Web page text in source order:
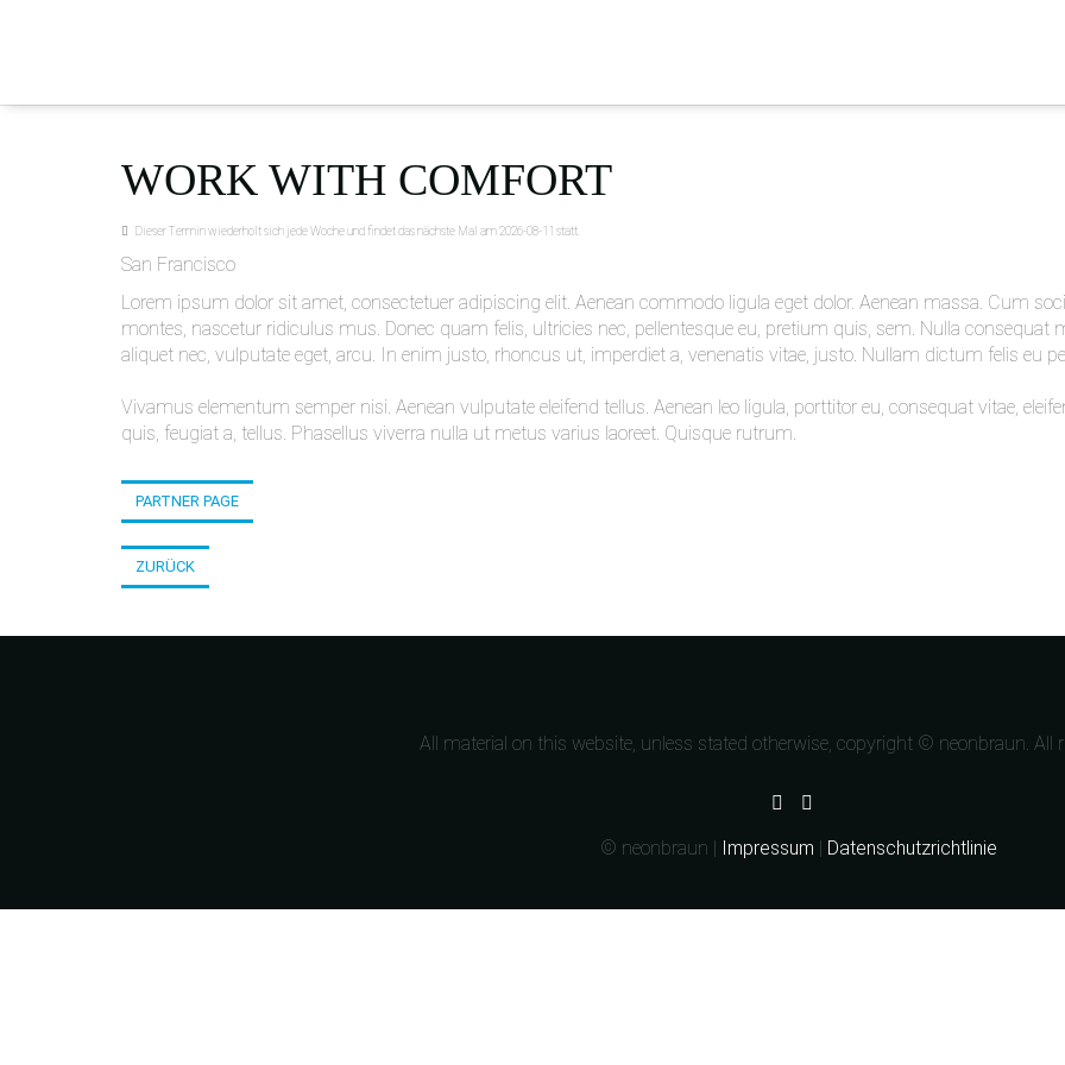
WORK WITH COMFORT
Dieser Termin wiederholt sich jede Woche und findet das nächste Mal am2026-08-11 statt.
San Francisco
Lorem ipsum dolor sit amet, consectetuer adipiscing elit. Aenean commodo ligula eget dolor. Aenean massa. Cum
montes, nascetur ridiculus mus. Donec quam felis, ultricies nec, pellentesque eu, pretium quis, sem. Nulla consequat
aliquet nec, vulputate eget, arcu. In enim justo, rhoncus ut, imperdiet a, venenatis vitae, justo. Nullam dictum felis eu
Vivamus elementum semper nisi. Aenean vulputate eleifend tellus. Aenean leo ligula, porttitor eu, consequat vitae,
quis, feugiat a, tellus. Phasellus viverra nulla ut metus varius laoreet. Quisque rutrum.
PARTNER PAGE
ZURÜCK
All material on this website, unless stated otherwise, copyright © neonbraun. All
© neonbraun | Impressum | Datenschutzrichtlinie